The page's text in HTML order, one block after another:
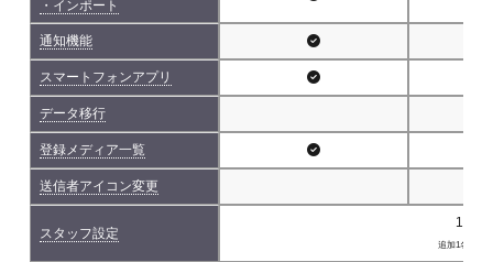
・インポート
通知機能
スマートフォンアプリ
データ移行
登録メディア一覧
送信者アイコン変更
スタッフ設定
1名(
追加1名につ